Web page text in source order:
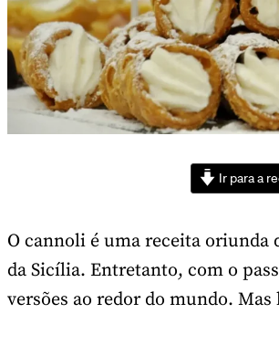
Ir para a
O cannoli é uma receita oriunda
da Sicília. Entretanto, com o
versões ao redor do mundo.